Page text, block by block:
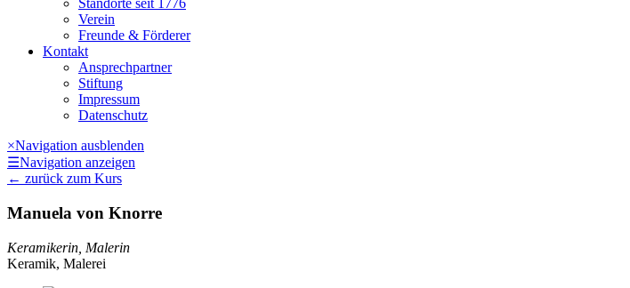
Standorte seit 1776
Verein
Freunde & Förderer
Kontakt
Ansprechpartner
Stiftung
Impressum
Datenschutz
×Navigation ausblenden
☰Navigation anzeigen
← zurück zum Kurs
Manuela von Knorre
Keramikerin, Malerin
Keramik, Malerei